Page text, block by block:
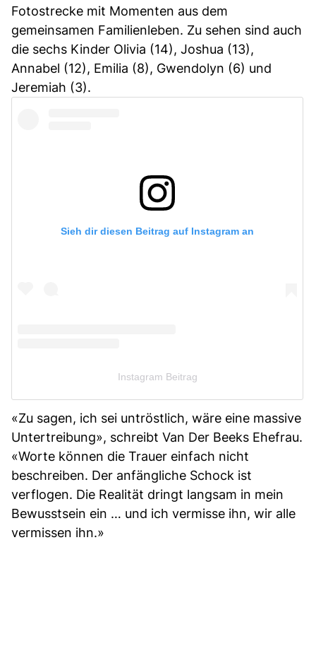
Fotostrecke mit Momenten aus dem
gemeinsamen Familienleben. Zu sehen sind auch
die sechs Kinder Olivia (14), Joshua (13),
Annabel (12), Emilia (8), Gwendolyn (6) und
Jeremiah (3).
Sieh dir diesen Beitrag auf Instagram an
Instagram Beitrag
«Zu sagen, ich sei untröstlich, wäre eine massive
Untertreibung», schreibt Van Der Beeks Ehefrau.
«Worte können die Trauer einfach nicht
beschreiben. Der anfängliche Schock ist
verflogen. Die Realität dringt langsam in mein
Bewusstsein ein … und ich vermisse ihn, wir alle
vermissen ihn.»